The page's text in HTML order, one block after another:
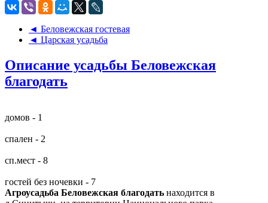
◄ Беловежская гостевая
◄ Царская усадьба
Описание усадьбы Беловежская
благодать
домов - 1
спален - 2
сп.мест - 8
гостей без ночевки - 7
Агроусадьба Беловежская благодать находится в